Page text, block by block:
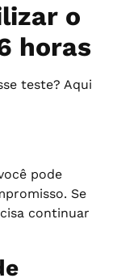
o
horas
teste? Aqui
pode
Se
continuar